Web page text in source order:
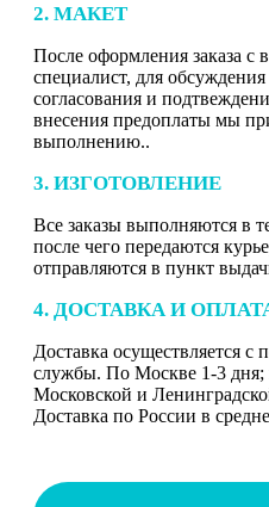
2. МАКЕТ
После оформления заказа с
специалист, для обсуждения
согласования и
внесения предоплаты мы
выполнению..
3. ИЗГОТОВЛЕНИЕ
Все заказы выполняются в
после чего передаются
отправляются в пункт
4. ДОСТАВКА И
Доставка осуществляется с
службы. По Москве 1-3 дня;
Московской и
Доставка по России в